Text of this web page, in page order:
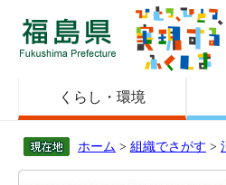
福島県
くらし・環境
ホーム > 組織でさがす >